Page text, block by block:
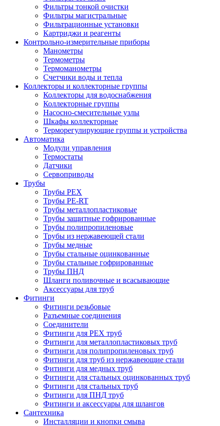
Фильтры тонкой очистки
Фильтры магистральные
Фильтрационные установки
Картриджи и реагенты
Контрольно-измерительные приборы
Манометры
Термометры
Термоманометры
Счетчики воды и тепла
Коллекторы и коллекторные группы
Коллекторы для водоснабжения
Коллекторные группы
Насосно-смесительные узлы
Шкафы коллекторные
Терморегулирующие группы и устройства
Автоматика
Модули управления
Термостаты
Датчики
Сервоприводы
Трубы
Трубы PEX
Трубы PE-RT
Трубы металлопластиковые
Трубы защитные гофрированные
Трубы полипропиленовые
Трубы из нержавеющей стали
Трубы медные
Трубы стальные оцинкованные
Трубы стальные гофрированные
Трубы ПНД
Шланги поливочные и всасывающие
Аксессуары для труб
Фитинги
Фитинги резьбовые
Разъемные соединения
Соединители
Фитинги для PEX труб
Фитинги для металлопластиковых труб
Фитинги для полипропиленовых труб
Фитинги для труб из нержавеющие стали
Фитинги для медных труб
Фитинги для стальных оцинкованных труб
Фитинги для стальных труб
Фитинги для ПНД труб
Фитинги и аксессуары для шлангов
Сантехника
Инсталляции и кнопки смыва